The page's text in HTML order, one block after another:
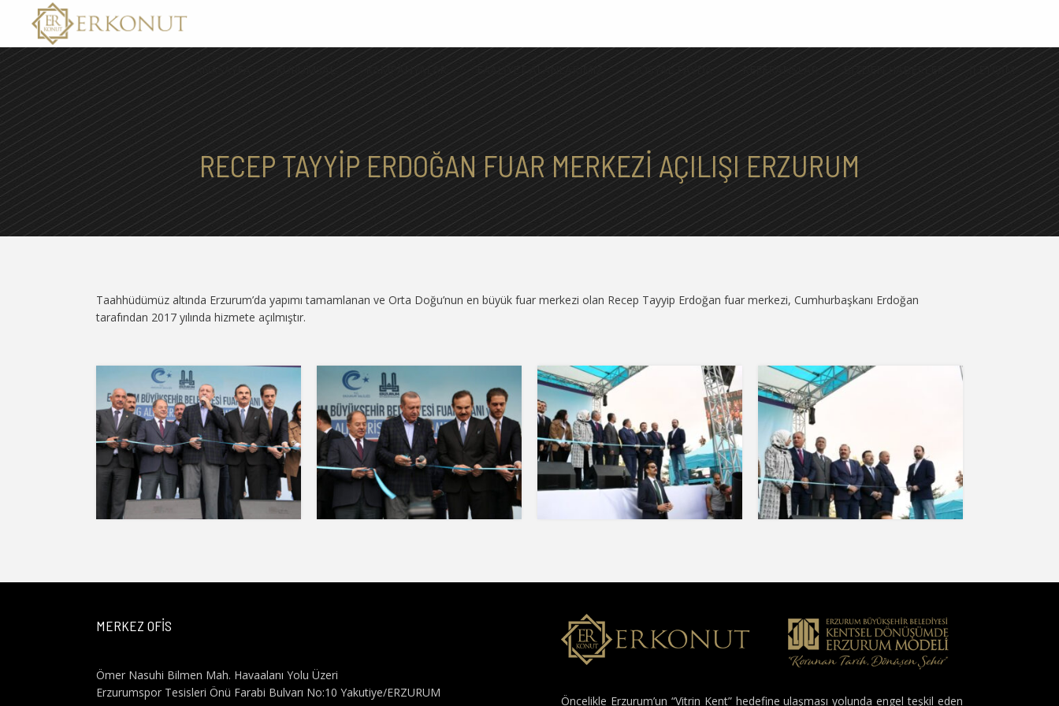
ANASAYFA KURUMSAL KAMPANYALAR FAALİYET ALANLARIMIZ SOSYAL FAYDA REFERANSLAR BİZDEN HABERLER İLETİŞİM
RECEP TAYYIP ERDOĞAN FUAR MERKEZI AÇILIŞI ERZURUM
Taahhüdümüz altında Erzurum’da yapımı tamamlanan ve Orta Doğu’nun en büyük fuar merkezi olan Recep Tayyip Erdoğan fuar merkezi, Cumhurbaşkanı Erdoğan
tarafından 2017 yılında hizmete açılmıştır.
MERKEZ OFİS
Ömer Nasuhi Bilmen Mah. Havaalanı Yolu Üzeri
Erzurumspor Tesisleri Önü Farabi Bulvarı No:10 Yakutiye/ERZURUM
Öncelikle Erzurum’un “Vitrin Kent” hedefine ulaşması yolunda engel teşkil eden